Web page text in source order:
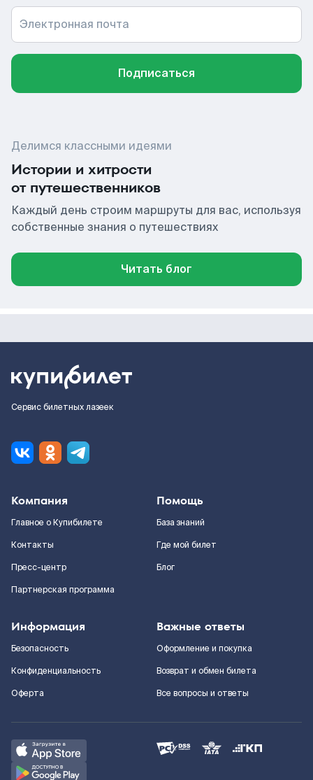
Электронная почта
Подписаться
Делимся классными идеями
Истории и хитрости
от путешественников
Каждый день строим маршруты для вас, используя
собственные знания о путешествиях
Читать блог
Сервис билетных лазеек
Компания
Главное о Купибилете
Контакты
Пресс-центр
Партнерская программа
Помощь
База знаний
Где мой билет
Блог
Информация
Безопасность
Конфиденциальность
Оферта
Важные ответы
Оформление и покупка
Возврат и обмен билета
Все вопросы и ответы